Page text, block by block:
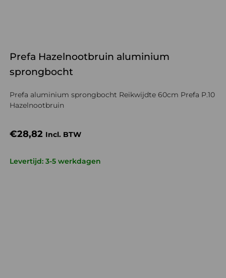
Prefa Hazelnootbruin aluminium
sprongbocht
Prefa aluminium sprongbocht Reikwijdte 60cm Prefa P.10
Hazelnootbruin
€28,82 Incl. BTW
Levertijd: 3-5 werkdagen